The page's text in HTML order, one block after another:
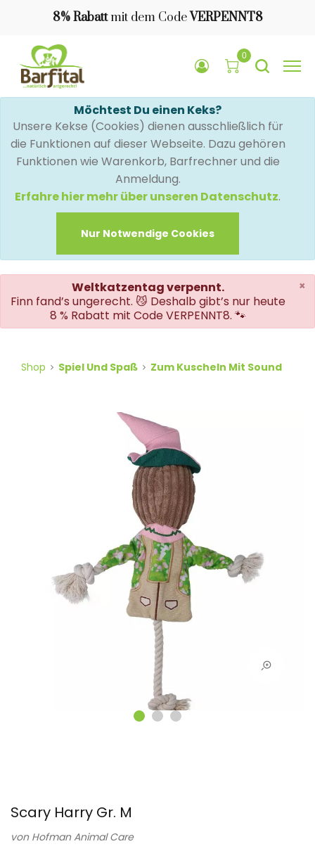
8% Rabattmit dem Code VERPENNT8
0
Möchtest Du einen Keks?
Unsere Kekse (Cookies) dienen ausschließlich für
die Funktionen auf dieser Webseite. Dazu gehören
Funktionen wie Warenkorb, Barfrechner und die
Anmeldung.
Erfahre hier mehr über unseren Datenschutz.
Nur Notwendige Cookies
×
Weltkatzentag verpennt.
Finn fand’s ungerecht. 😼 Deshalb gibt’s nur heute
8 % Rabatt mit Code VERPENNT8. 🐾
Shop Spiel Und Spaß Zum Kuscheln Mit Sound
Scary Harry Gr. M
von Hofman Animal Care